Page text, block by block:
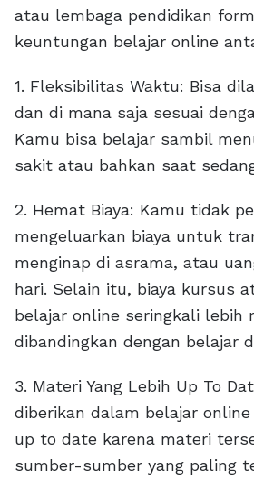
atau lembaga pendidikan
keuntungan belajar online
1. Fleksibilitas Waktu: Bisa
dan di mana saja sesuai
Kamu bisa belajar sambil
sakit atau bahkan saat
2. Hemat Biaya: Kamu tidak
mengeluarkan biaya untuk
menginap di asrama, atau
hari. Selain itu, biaya kursus
belajar online seringkali lebih
dibandingkan dengan belajar
3. Materi Yang Lebih Up To
diberikan dalam belajar
up to date karena materi
sumber-sumber yang paling